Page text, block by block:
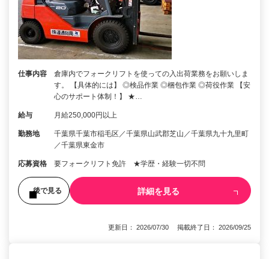
仕事内容
倉庫内でフォークリフトを使っての入出荷業務をお願いしま
す。 【具体的には】 ◎検品作業 ◎梱包作業 ◎荷役作業 【安
心のサポート体制！】 ★…
給与 月給250,000円以上
勤務地
千葉県千葉市稲毛区／千葉県山武郡芝山／千葉県九十九里町
／千葉県東金市
応募資格 要フォークリフト免許 ★学歴・経験一切不問
後で見る 詳細を見る
更新日： 2026/07/30 掲載終了日： 2026/09/25